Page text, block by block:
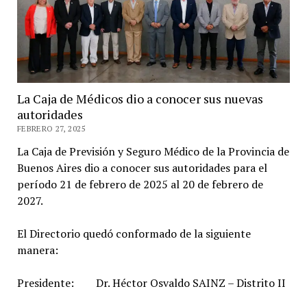
La Caja de Médicos dio a conocer sus nuevas
autoridades
FEBRERO 27, 2025
La Caja de Previsión y Seguro Médico de la Provincia de
Buenos Aires dio a conocer sus autoridades para el
período 21 de febrero de 2025 al 20 de febrero de
2027.
El Directorio quedó conformado de la siguiente
manera:
Presidente: Dr. Héctor Osvaldo SAINZ – Distrito II